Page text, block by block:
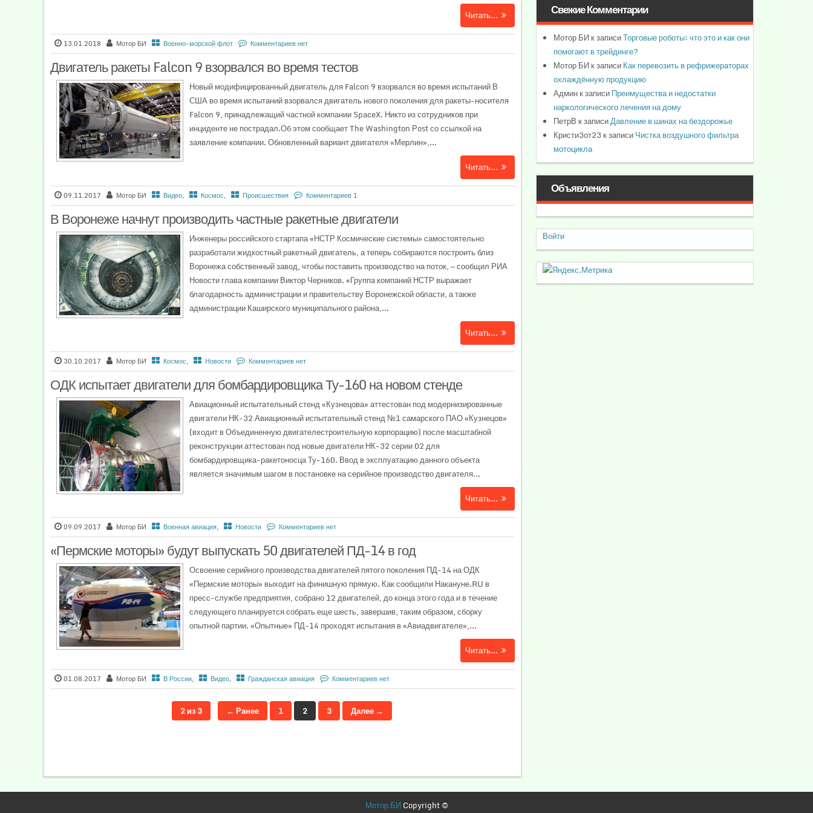
Читать...
13.01.2018 Мотор БИ Военно-морской флот Комментариев нет
Двигатель ракеты Falcon 9 взорвался во время тестов
Новый модифицированный двигатель для Falcon 9 взорвался во время испытаний В
США во время испытаний взорвался двигатель нового поколения для ракеты-носителя
Falcon 9, принадлежащий частной компании SpaceX. Никто из сотрудников при
инциденте не пострадал.Об этом сообщает The Washington Рost со ссылкой на
заявление компании. Обновленный вариант двигателя «Мерлин»,...
Читать...
09.11.2017 Мотор БИ Видео, Космос, Происшествия Комментариев 1
В Воронеже начнут производить частные ракетные двигатели
Инженеры российского стартапа «НСТР Космические системы» самостоятельно
разработали жидкостный ракетный двигатель, а теперь собираются построить близ
Воронежа собственный завод, чтобы поставить производство на поток, — сообщил РИА
Новости глава компании Виктор Черников. «Группа компаний НСТР выражает
благодарность администрации и правительству Воронежской области, а также
администрации Каширского муниципального района,...
Читать...
30.10.2017 Мотор БИ Космос, Новости Комментариев нет
ОДК испытает двигатели для бомбардировщика Ту-160 на новом стенде
Авиационный испытательный стенд «Кузнецова» аттестован под модернизированные
двигатели НК-32 Авиационный испытательный стенд №1 самарского ПАО «Кузнецов»
(входит в Объединенную двигателестроительную корпорацию) после масштабной
реконструкции аттестован под новые двигатели НК-32 серии 02 для
бомбардировщика-ракетоносца Ту-160. Ввод в эксплуатацию данного объекта
является значимым шагом в постановке на серийное производство двигателя...
Читать...
09.09.2017 Мотор БИ Военная авиация, Новости Комментариев нет
«Пермские моторы» будут выпускать 50 двигателей ПД-14 в год
Освоение серийного производства двигателей пятого поколения ПД-14 на ОДК
«Пермские моторы» выходит на финишную прямую. Как сообщили Накануне.RU в
пресс-службе предприятия, собрано 12 двигателей, до конца этого года и в течение
следующего планируется собрать еще шесть, завершив, таким образом, сборку
опытной партии. «Опытные» ПД-14 проходят испытания в «Авиадвигателе»,...
Читать...
01.08.2017 Мотор БИ В России, Видео, Гражданская авиация Комментариев нет
2 из 3 ← Ранее 1 2 3 Далее →
Свежие Комментарии
Мотор БИк записиТорговые роботы: что это и как они
помогают в трейдинге?
Мотор БИк записиКак перевозить в рефрижераторах
охлаждённую продукцию
Админк записиПреимущества и недостатки
наркологического лечения на дому
ПетрВ к записиДавление в шинах на бездорожье
Кристи3от23 к записиЧистка воздушного фильтра
мотоцикла
Объявления
Войти
Мотор БИCopyright ©